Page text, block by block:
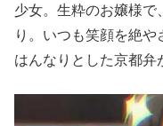
少女。生粋のお嬢様で
り。いつも笑顔を絶や
はんなりとした京都弁